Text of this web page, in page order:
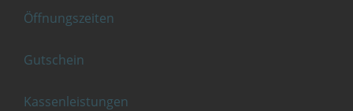
Öffnungszeiten
Gutschein
Kassenleistungen